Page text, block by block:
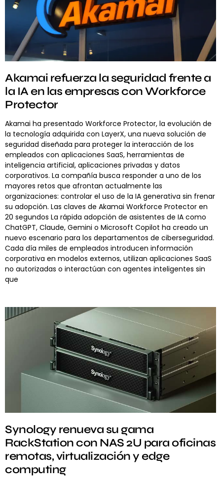
Akamai refuerza la seguridad frente a
la IA en las empresas con Workforce
Protector
Akamai ha presentado Workforce Protector, la evolución de
la tecnología adquirida con LayerX, una nueva solución de
seguridad diseñada para proteger la interacción de los
empleados con aplicaciones SaaS, herramientas de
inteligencia artificial, aplicaciones privadas y datos
corporativos. La compañía busca responder a uno de los
mayores retos que afrontan actualmente las
organizaciones: controlar el uso de la IA generativa sin frenar
su adopción. Las claves de Akamai Workforce Protector en
20 segundos La rápida adopción de asistentes de IA como
ChatGPT, Claude, Gemini o Microsoft Copilot ha creado un
nuevo escenario para los departamentos de ciberseguridad.
Cada día miles de empleados introducen información
corporativa en modelos externos, utilizan aplicaciones SaaS
no autorizadas o interactúan con agentes inteligentes sin
que
Synology renueva su gama
RackStation con NAS 2U para oficinas
remotas, virtualización y edge
computing